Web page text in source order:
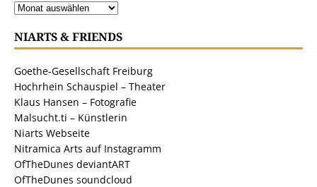
NIARTS & FRIENDS
Goethe-Gesellschaft Freiburg
Hochrhein Schauspiel – Theater
Klaus Hansen – Fotografie
Malsucht.ti – Künstlerin
Niarts Webseite
Nitramica Arts auf Instagramm
OfTheDunes deviantART
OfTheDunes soundcloud